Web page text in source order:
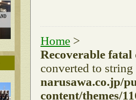
Home >
Recoverable
converted to
narusawa.co.jp/
content/themes/